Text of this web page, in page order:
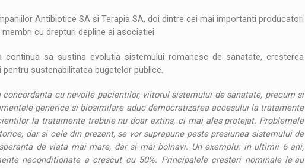
Antibiotice SA si Terapia SA, doi dintre cei mai importanti producatori
cu drepturi depline ai asociatiei.
continua sa sustina evolutia sistemului romanesc de sanatate, cresterea
sustenabilitatea bugetelor publice.
cu nevoile pacientilor, viitorul sistemului de sanatate, precum si
generice si biosimilare aduc democratizarea accesului la tratamente
la tratamente trebuie nu doar extins, ci mai ales protejat. Problemele
dar si cele din prezent, se vor suprapune peste presiunea sistemului de
de viata mai mare, dar si mai bolnavi. Un exemplu: in ultimii 6 ani,
neconditionate a crescut cu 50%. Principalele cresteri nominale le-au